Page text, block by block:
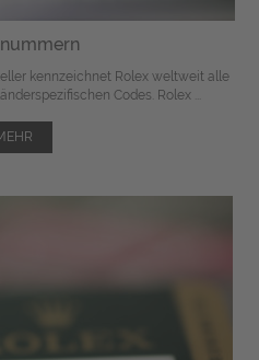
kennzeichnet Rolex weltweit alle
Codes. Rolex ...